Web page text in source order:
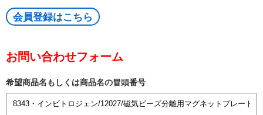
会員登録はこちら
お問い合わせフォーム
希望商品名もしくは商品名の冒頭番号